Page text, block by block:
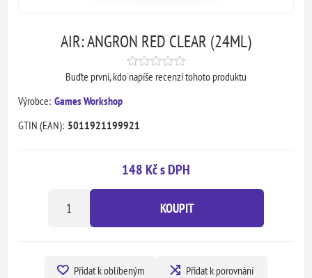
AIR: ANGRON RED CLEAR (24ML)
Buďte první, kdo napíše recenzi tohoto produktu
Výrobce: Games Workshop
GTIN (EAN): 5011921199921
148 Kč s DPH
KOUPIT
Přidat k oblíbeným Přidat k porovnání